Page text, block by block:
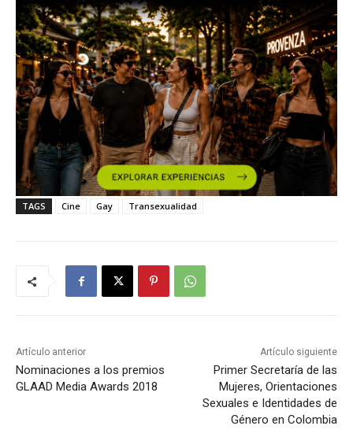
TAGS Cine Gay Transexualidad
Artículo anterior
Nominaciones a los premios
GLAAD Media Awards 2018
Artículo siguiente
Primer Secretaría de las
Mujeres, Orientaciones
Sexuales e Identidades de
Género en Colombia